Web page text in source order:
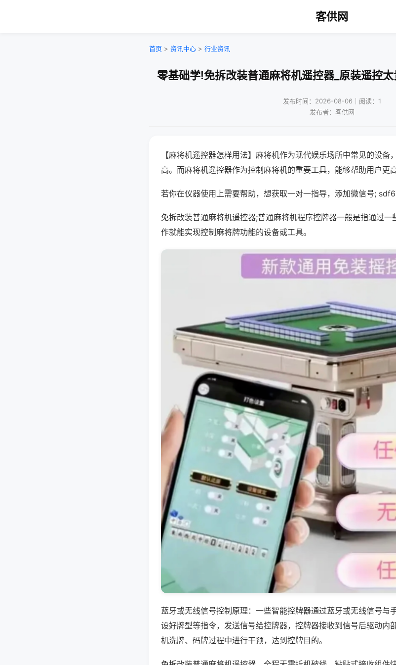
客供网
首页 > 资讯中心 > 行业资讯
零基础学!免拆改装普通麻将机遥控器_原装遥控
发布时间：2026-08-06｜阅读：1
发布者：客供网
【麻将机遥控器怎样用法】麻将机作为现代娱乐场所中常见的设备
高。而麻将机遥控器作为控制麻将机的重要工具，能够帮助用户更
若你在仪器使用上需要帮助，想获取一对一指导，添加微信号;
免拆改装普通麻将机遥控器;普通麻将机程序控牌器一般是指通过
作就能实现控制麻将牌功能的设备或工具。
蓝牙或无线信号控制原理：一些智能控牌器通过蓝牙或无线信号与
设好牌型等指令，发送信号给控牌器，控牌器接收到信号后驱动内
机洗牌、码牌过程中进行干预，达到控牌目的。